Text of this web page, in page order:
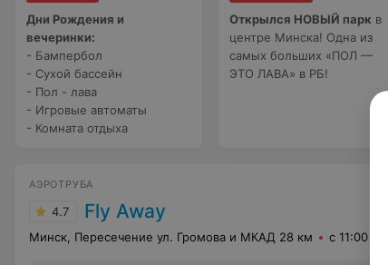
Дни Рождения и
вечеринки:
- Бампербол
- Сухой бассейн
- Пол - лава
- Игровые автоматы
- Комната отдыха
Открылся НОВЫЙ парк в
центре Минска! Одна из
самых больших «ПОЛ —
ЭТО ЛАВА» в РБ!
АЭРОТРУБА
4.7 Fly Away
Минск, Пересечение ул. Громова и МКАД 28 км с 11:00